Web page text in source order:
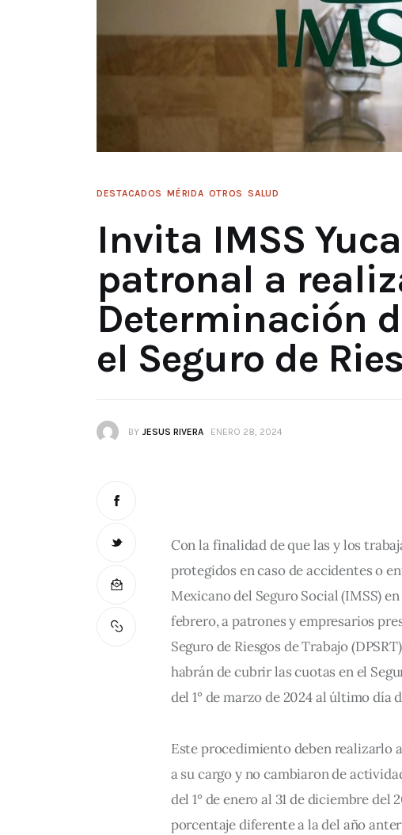
DESTACADOS MÉRIDA OTROS SALUD
Invita IMSS
patronal a
Determinación
el Seguro de
BY JESUS RIVERA ENERO 28, 2024
Con la finalidad de que las y los
protegidos en caso de accidentes o
Mexicano del Seguro Social (IMSS)
febrero, a patrones y empresarios
Seguro de Riesgos de Trabajo
habrán de cubrir las cuotas en el
del 1° de marzo de 2024 al último día
Este procedimiento deben realizarlo
a su cargo y no cambiaron de
del 1° de enero al 31 de diciembre
porcentaje diferente a la del año